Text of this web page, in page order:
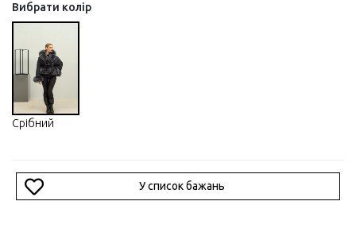
Вибрати колір
Срібний
У список бажань